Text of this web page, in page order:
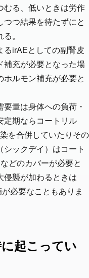
むる、低いときは労作
つ結果を待たずにと
。
るirAEとしての副腎皮
補充が必要となった場
ルモン補充が必要と
量は身体への負荷・
定期ならコートリル
を合併していたりその
ックデイ）はコート
どのカバーが必要と
侵襲が加わるときは
必要なこともありま
起こってい